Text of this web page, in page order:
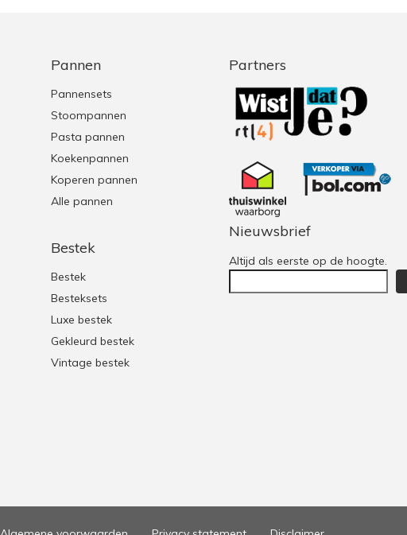
Pannen
Pannensets
Stoompannen
Pasta pannen
Koekenpannen
Koperen pannen
Alle pannen
Bestek
Bestek
Besteksets
Luxe bestek
Gekleurd bestek
Vintage bestek
Partners
Nieuwsbrief
Altijd als eerste op de hoogte.